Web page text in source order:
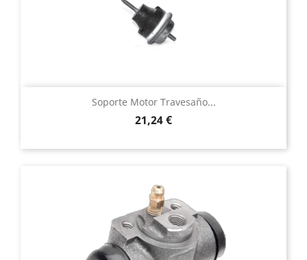
Soporte Motor Travesaño...
Precio
21,24 €